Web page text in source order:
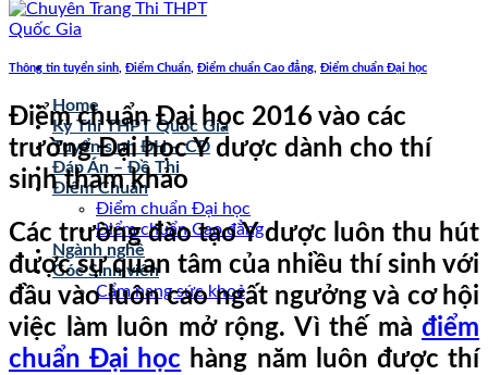
Home
Kỳ Thi THPT Quốc Gia
Tuyển sinh ĐH – CĐ
Đáp Án – Đề Thi
Điểm Chuẩn
Điểm chuẩn Đại học
Điểm chuẩn Cao đẳng
Ngành nghề
Góc Sinh viên
Cẩm nang sức khoẻ
Thông tin tuyển sinh Điểm Chuẩn Điểm chuẩn Cao đẳng Điểm chuẩn Đại học
Điểm chuẩn Đại học 2016 vào các
trường Đại học Y dược dành cho thí
sinh tham khảo
Các trường đào tạo Y dược luôn thu hút
được sự quan tâm của nhiều thí sinh với
đầu vào luôn cao ngất ngưởng và cơ hội
việc làm luôn mở rộng. Vì thế mà điểm
chuẩn Đại học hàng năm luôn được thí